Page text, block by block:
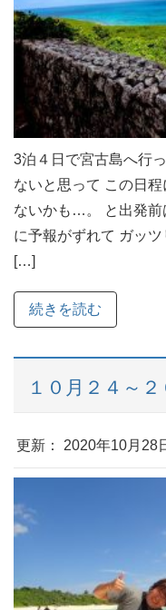
3泊４日で宮古島へ行
ないと思って この日
ないかも…。 と出発前
に予報がずれて ガッ
[…]
続きを読む
１０月２４～
更新： 2020年10月28